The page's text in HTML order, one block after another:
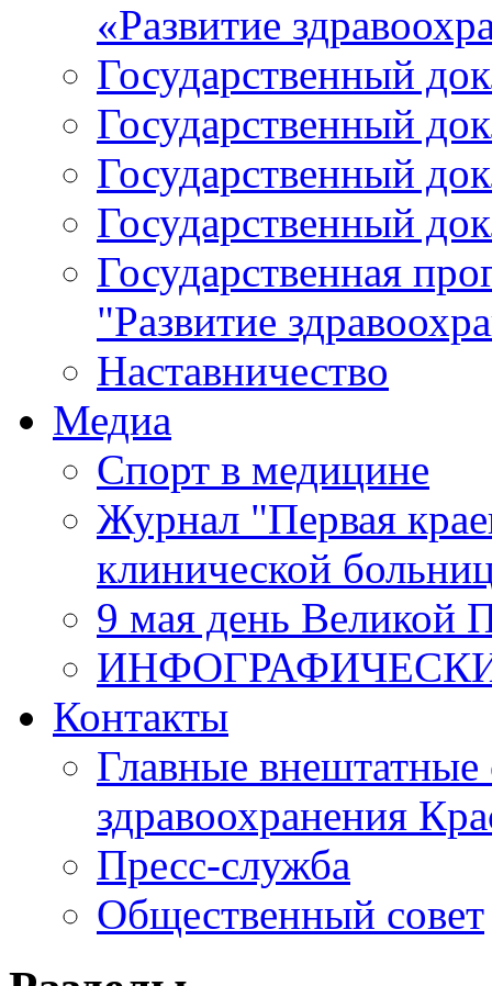
«Развитие
Государственный
Государственный
Государственный
Государственный
Государственная
"Развитие
Наставничество
Медиа
Спорт в медицине
Журнал "Первая
клинической
9 мая день Великой
Контакты
Главные внештатные
здравоохранения
Пресс-служба
Общественный совет